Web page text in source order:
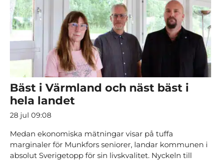
Bäst i Värmland och näst bäst i
hela landet
28 jul 09:08
Medan ekonomiska mätningar visar på tuffa
marginaler för Munkfors seniorer, landar kommunen i
absolut Sverigetopp för sin livskvalitet. Nyckeln till